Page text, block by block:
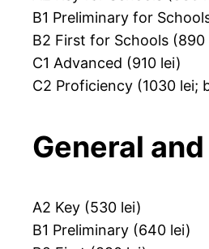
B1 Preliminary for
B2 First for Schools (890
C1 Advanced (910 lei)
C2 Proficiency (1030 lei;
General
A2 Key (530 lei)
B1 Preliminary (640 lei)